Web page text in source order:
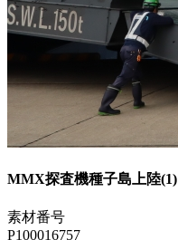
MMX探査機種子島上陸(1)
素材番号
P100016757